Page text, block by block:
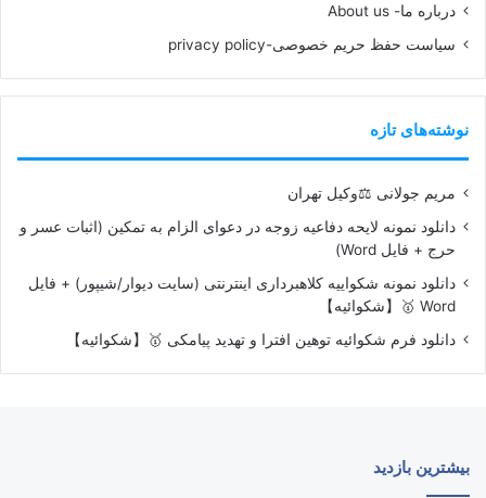
درباره ما- About us
سیاست حفظ حریم خصوصی-privacy policy
نوشته‌های تازه
مریم جولانی ⚖️وکیل تهران
دانلود نمونه لایحه دفاعیه زوجه در دعوای الزام به تمکین (اثبات عسر و
حرج + فایل Word)
دانلود نمونه شکواییه کلاهبرداری اینترنتی (سایت دیوار/شیپور) + فایل
Word 🥇【شکوائیه】
دانلود فرم شکوائیه توهین افترا و تهدید پیامکی 🥇【شکوائیه】
بیشترین بازدید